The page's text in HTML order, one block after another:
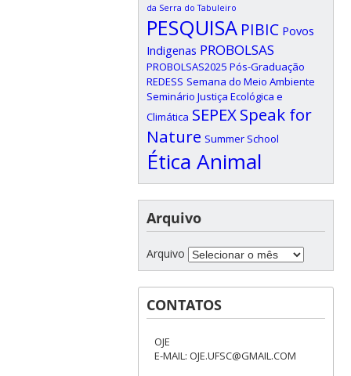
da Serra do Tabuleiro
PESQUISA PIBIC Povos
Indigenas PROBOLSAS
PROBOLSAS2025 Pós-Graduação
REDESS Semana do Meio Ambiente
Seminário Justiça Ecológica e
Climática SEPEXSpeak for
Nature Summer School
Ética Animal
Arquivo
Arquivo
CONTATOS
OJE
E-MAIL: OJE.UFSC@GMAIL.COM